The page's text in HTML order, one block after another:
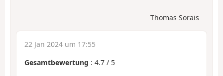
Thomas Sorais
22 Jan 2024 um 17:55
Gesamtbewertung : 4.7 / 5